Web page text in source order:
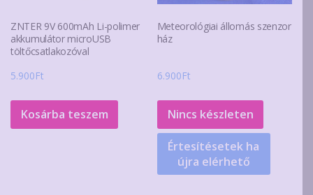
ZNTER 9V 600mAh Li-polimer
akkumulátor microUSB
töltőcsatlakozóval
5.900Ft
Kosárba teszem
Meteorológiai állomás szenzor
ház
6.900Ft
Nincs készleten
Értesítésetek ha
újra elérhető